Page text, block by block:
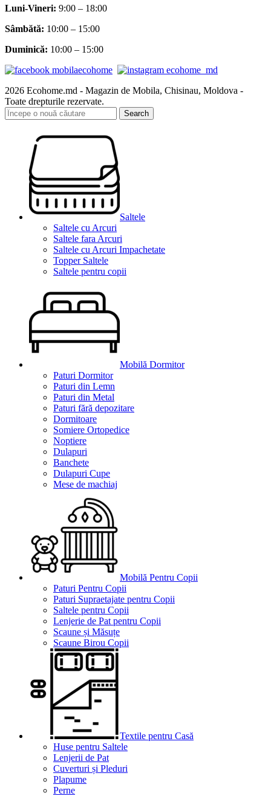
Luni-Vineri: 9:00 – 18:00
Sâmbătă: 10:00 – 15:00
Duminică: 10:00 – 15:00
2026 Ecohome.md - Magazin de Mobila, Chisinau, Moldova -
Toate drepturile rezervate.
Search
Saltele
Saltele cu Arcuri
Saltele fara Arcuri
Saltele cu Arcuri Impachetate
Topper Saltele
Saltele pentru copii
Mobilă Dormitor
Paturi Dormitor
Paturi din Lemn
Paturi din Metal
Paturi fără depozitare
Dormitoare
Somiere Ortopedice
Noptiere
Dulapuri
Banchete
Dulapuri Cupe
Mese de machiaj
Mobilă Pentru Copii
Paturi Pentru Copii
Paturi Supraetajate pentru Copii
Saltele pentru Copii
Lenjerie de Pat pentru Copii
Scaune și Măsuțe
Scaune Birou Copii
Textile pentru Casă
Huse pentru Saltele
Lenjerii de Pat
Cuverturi și Pleduri
Plapume
Perne